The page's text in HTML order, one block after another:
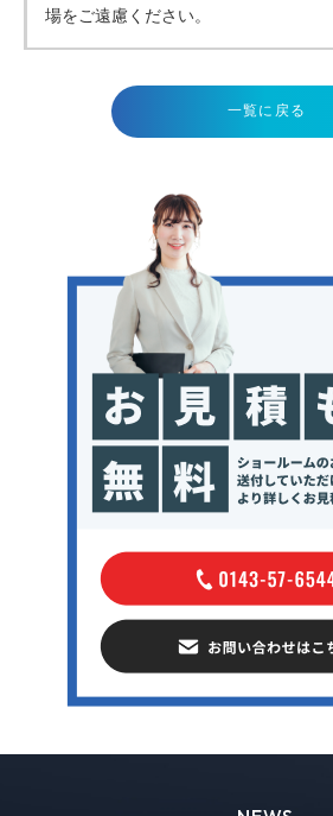
場をご遠慮ください。
一覧に戻る